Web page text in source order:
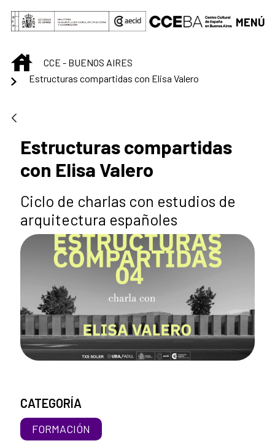
Saltar al contenido principal
MENÚ
INICIOCCE - BUENOS AIRES
Estructuras compartidas con Elisa Valero
Estructuras compartidas
con Elisa Valero
Ciclo de charlas con estudios de
arquitectura españoles
CATEGORÍA
FORMACIÓN